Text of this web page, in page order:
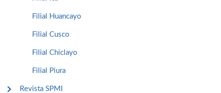
Filial Huancayo
Filial Cusco
Filial Chiclayo
Filial Piura
Revista SPMI